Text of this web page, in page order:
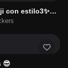
estilo3✨Emojis💅🏻
😎